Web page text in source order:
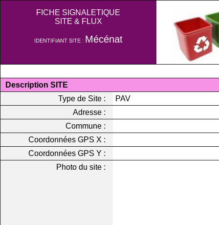
FICHE SIGNALETIQUE
SITE & FLUX
IDENTIFIANT SITE : Mécénat
Description SITE
Type de Site :
PAV
Adresse :
Commune :
Coordonnées GPS X :
Coordonnées GPS Y :
Photo du site :